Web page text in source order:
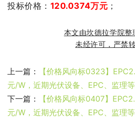
投标价格： 120.0374万元 ；
本文由坎德拉学院整
未经许可，严禁
上一篇：
【价格风向标0323】
元/W，近期光伏设备、EPC、监理
下一篇：
【价格风向标0407】
元/W，近期光伏设备、EPC、监理